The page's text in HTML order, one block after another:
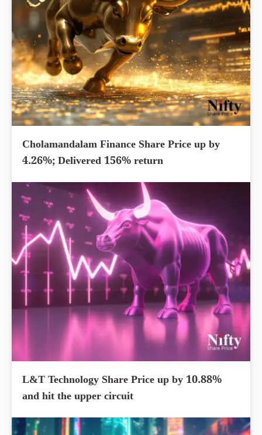
Cholamandalam Finance Share Price up by
4.26%; Delivered 156% return
L&T Technology Share Price up by 10.88%
and hit the upper circuit